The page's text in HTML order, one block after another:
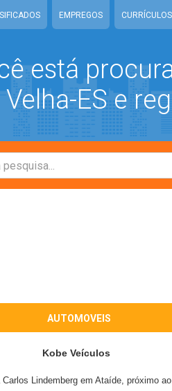
EMPREGOS CURRÍCULOS
está
ES e
AUTOMOVEIS
Kobe Veículos
Lindemberg em Ataíde, próximo